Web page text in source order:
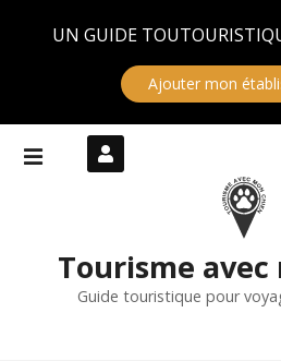
UN GUIDE
Ajouter mon
Tourisme
Guide touristique pour